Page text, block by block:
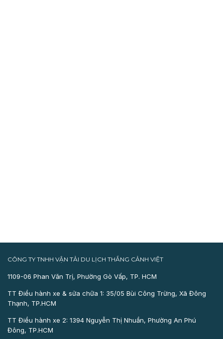
CÔNG TY TNHH VẬN TẢI DU LỊCH THẮNG CẢNH VIỆT
1109-06 Phan Văn Trị, Phường Gò Vấp, TP. HCM
TT Điều hành xe & sửa chữa 1: 35/05 Bùi Công Trừng, Xã Đông
Thạnh, TP.HCM
TT Điều hành xe 2: 1394 Nguyễn Thị Nhuần, Phường An Phú
Đông, TP.HCM